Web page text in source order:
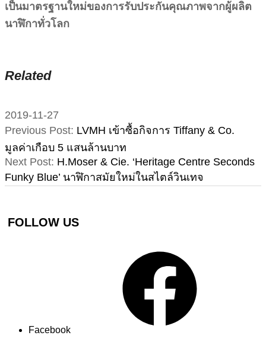
เป็นมาตรฐานใหม่ของการรับประกันคุณภาพจากผู้ผลิต
นาฬิกาทั่วโลก
Related
2019-11-27
Previous Post: LVMH เข้าซื้อกิจการ Tiffany & Co.
มูลค่าเกือบ 5 แสนล้านบาท
Next Post: H.Moser & Cie. ‘Heritage Centre Seconds
Funky Blue’ นาฬิกาสมัยใหม่ในสไตล์วินเทจ
FOLLOW US
Facebook